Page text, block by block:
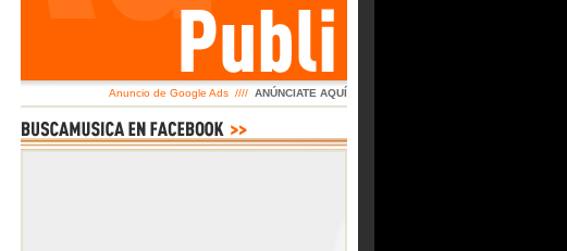
Anuncio de Google Ads //// ANÚNCIATE AQUÍ